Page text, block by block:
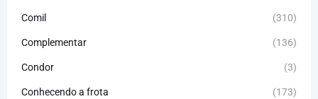
Comil (310)
Complementar (136)
Condor (3)
Conhecendo a frota (173)